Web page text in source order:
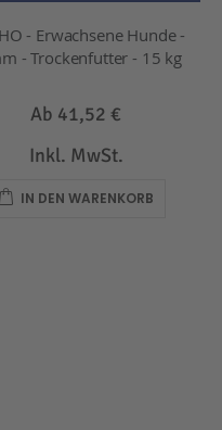
- Erwachsene Hunde -
- Trockenfutter - 15 kg
Ab 41,52 €
Inkl. MwSt.
IN DEN WARENKORB